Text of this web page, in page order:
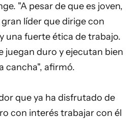
"A pesar de que es joven,
líder que dirige con
una fuerte ética de trabajo.
juegan duro y ejecutan bien
cancha", afirmó.
que ya ha disfrutado de
con interés trabajar con él